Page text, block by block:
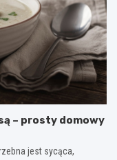
– prosty domowy
jest sycąca,